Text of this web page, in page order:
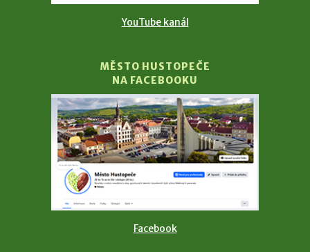
YouTube kanál
MĚSTO HUSTOPEČE
NA FACEBOOKU
Facebook